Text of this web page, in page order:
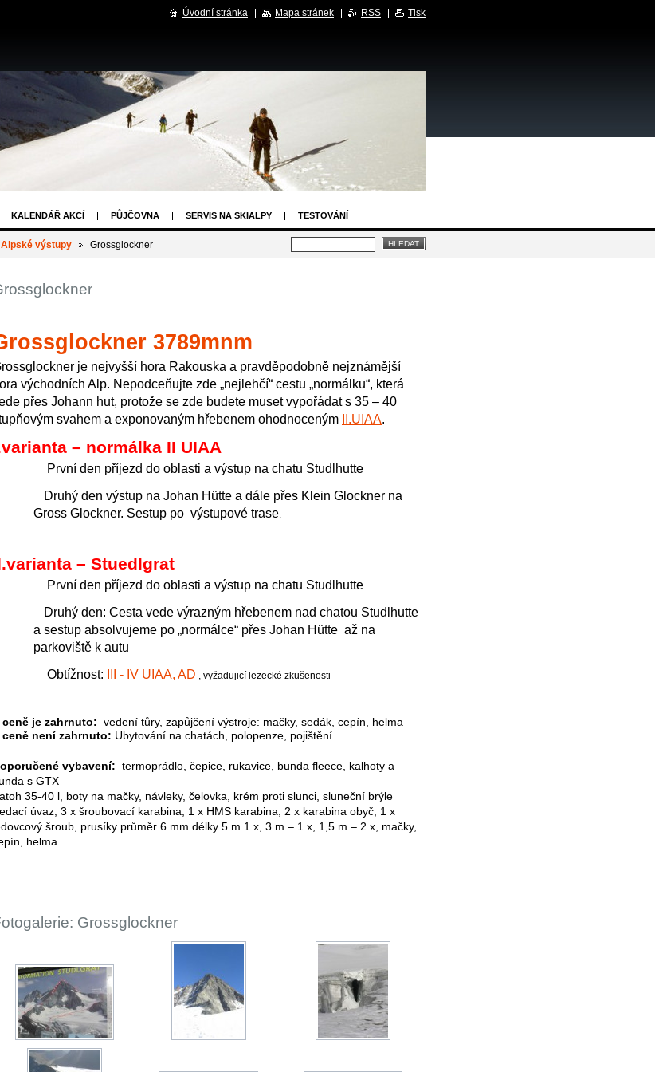
KALENDÁŘ AKCÍ PŮJČOVNA SERVIS NA SKIALPY TESTOVÁNÍ
OBCHODNÍ PODMÍNKY
Alpské výstupy Grossglockner
3789mnm
je nejvyšší hora Rakouska a pravděpodobně nejznámější
východních Alp. Nepodceňujte zde „nejlehčí“ cestu „normálku“, která
přes Johann hut, protože se zde budete muset vypořádat s 35 – 40
svahem a exponovaným hřebenem ohodnoceným
II.UIAA.
– normálka II UIAA
První den příjezd do oblasti a výstup na chatu Studlhutte
Druhý den výstup na Johan Hütte a dále přes Klein Glockner na
Gross Glockner. Sestup po výstupové trase.
– Stuedlgrat
První den příjezd do oblasti a výstup na chatu Studlhutte
Druhý den:Cesta vede výrazným hřebenem nad chatou Studlhutte
a sestup absolvujeme po „normálce“ přes Johan Hütte až na
parkoviště k autu
- Obtížnost:
III - IV UIAA, AD , vyžadujicí lezecké zkušenosti
ceně je zahrnuto: vedení tůry, zapůjčení výstroje: mačky, sedák, cepín, helma
ceně není zahrnuto: Ubytování na chatách, polopenze, pojištění
vybavení: termoprádlo, čepice, rukavice, bunda fleece, kalhoty a
s GTX
35-40 l, boty na mačky, návleky, čelovka, krém proti slunci, sluneční brýle
úvaz, 3 x šroubovací karabina, 1 x HMS karabina, 2 x karabina obyč, 1 x
šroub, prusíky průměr 6 mm délky 5 m 1 x, 3 m – 1 x, 1,5 m – 2 x, mačky,
helma
Grossglockner
Úvodní stránka Mapa stránek RSS Tisk